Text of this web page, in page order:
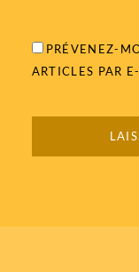
PRÉVENEZ-
ARTICLES PAR